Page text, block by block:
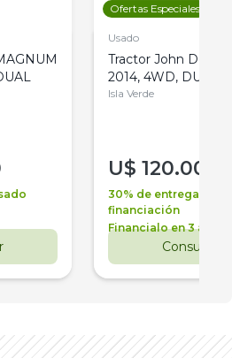
Ofertas Especiales
Usado
Tractor John Deere
2014, 4WD, DUAL
Isla Verde
U$ 120.000
30% de entrega +
financiación
Financialo en 3 años
Consultar